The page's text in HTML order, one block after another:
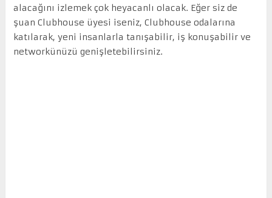
alacağını izlemek çok heyacanlı olacak. Eğer siz de
şuan Clubhouse üyesi iseniz, Clubhouse odalarına
katılarak, yeni insanlarla tanışabilir, iş konuşabilir ve
networkünüzü genişletebilirsiniz.